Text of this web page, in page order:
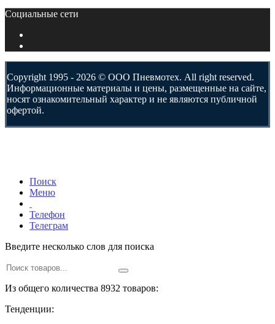
Социальные сети
Copyright 1995 - 2026 © ООО Пневмотех. All right reserved.
Информационные материалы и цены, размещенные на сайте,
носят ознакомительный характер и не являются публичной
офертой.
Поиск
Меню
Телефон
Телеграм
Введите несколько слов для поиска
Из общего количества 8932 товаров:
Тенденции: